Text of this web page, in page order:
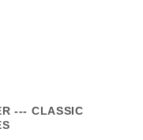
--- CLASSIC